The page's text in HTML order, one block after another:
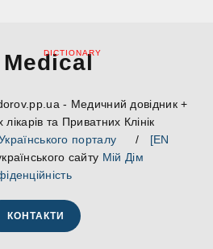
Medical
DICTIONARY
- Медичний довідник +
лікарів та Приватних Клінік
порталу
/ [EN
сайту Мій Дім
КОНТАКТИ